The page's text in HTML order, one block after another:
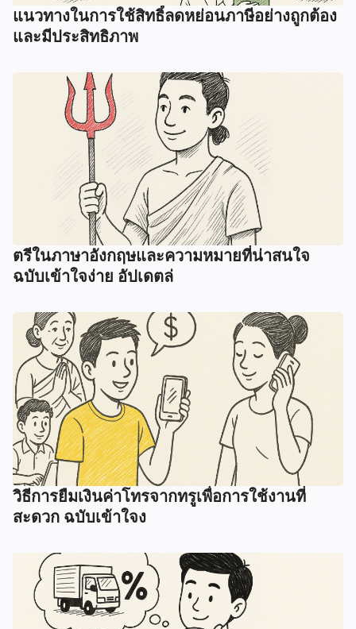
แนวทางในการใช้สิทธิ์ลดหย่อนภาษีอย่างถูกต้อง
และมีประสิทธิภาพ
ตรีในภาษาอังกฤษและความหมายที่น่าสนใจ
ฉบับเข้าใจง่าย อัปเดตล่
วิธีการยืมเงินค่าโทรจากทรูเพื่อการใช้งานที่
สะดวก ฉบับเข้าใจง